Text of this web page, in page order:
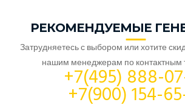
РЕКОМЕНДУЕМЫЕ
Затрудняетесь с выбором или хотите
нашим менеджерам по
+7(495) 888-
+7(900) 154-